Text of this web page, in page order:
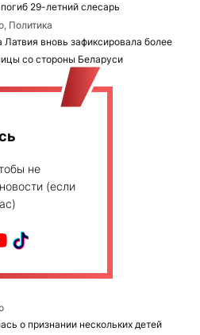
29-летний слесарь
Политика
вновь зафиксировала более
со стороны Беларуси
не
(если
о признании нескольких детей